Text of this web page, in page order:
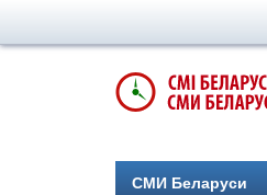
СМИ Беларуси